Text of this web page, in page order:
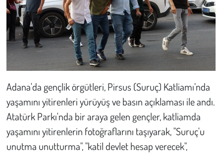
Adana'da gençlik örgütleri, Pirsus (Suruç) Katliamı’nda
yaşamını yitirenleri yürüyüş ve basın açıklaması ile andı.
Atatürk Parkı'nda bir araya gelen gençler, katliamda
yaşamını yitirenlerin fotoğraflarını taşıyarak, "Suruç'u
unutma unutturma", "katil devlet hesap verecek",